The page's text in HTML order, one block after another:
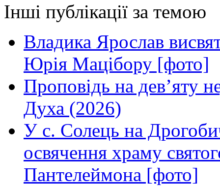
Інші публікації за темою
Владика Ярослав
Юрія Мацібору [фото]
Проповідь на дев’яту
Духа (2026)
У с. Солець на
освячення храму
Пантелеймона [фото]